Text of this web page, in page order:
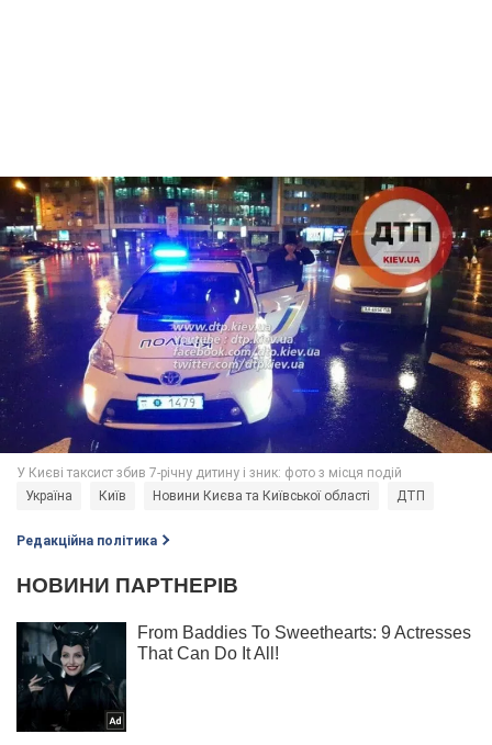
Україна Київ Новини Києва та Київської області ДТП
Редакційна політика